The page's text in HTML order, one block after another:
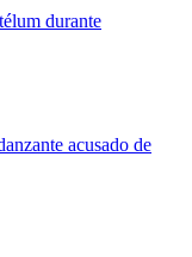
durante
acusado de